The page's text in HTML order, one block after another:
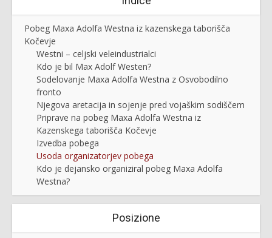
Pobeg Maxa Adolfa Westna iz kazenskega taborišča
Kočevje
Westni – celjski veleindustrialci
Kdo je bil Max Adolf Westen?
Sodelovanje Maxa Adolfa Westna z Osvobodilno
fronto
Njegova aretacija in sojenje pred vojaškim sodiščem
Priprave na pobeg Maxa Adolfa Westna iz
Kazenskega taborišča Kočevje
Izvedba pobega
Usoda organizatorjev pobega
Kdo je dejansko organiziral pobeg Maxa Adolfa
Westna?
Posizione